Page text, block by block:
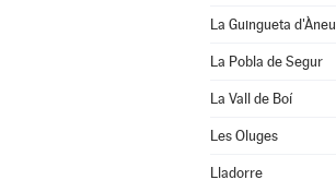
La Guingueta d'Àneu
La Pobla de Segur
La Vall de Boí
Les Oluges
Lladorre